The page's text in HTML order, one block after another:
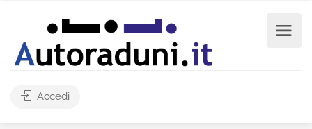
Accedi